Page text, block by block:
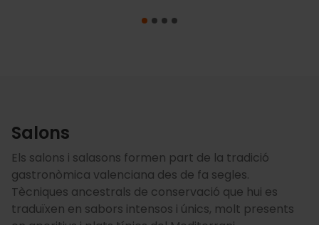
Salons
Els salons i salasons formen part de la tradició
gastronòmica valenciana des de fa segles.
Tècniques ancestrals de conservació que hui es
traduïxen en sabors intensos i únics, molt presents